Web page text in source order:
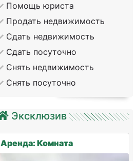
Помощь юриста
Продать недвижимость
Сдать недвижимость
Сдать посуточно
Снять недвижимость
Снять посуточно
Эксклюзив
Аренда: Комната